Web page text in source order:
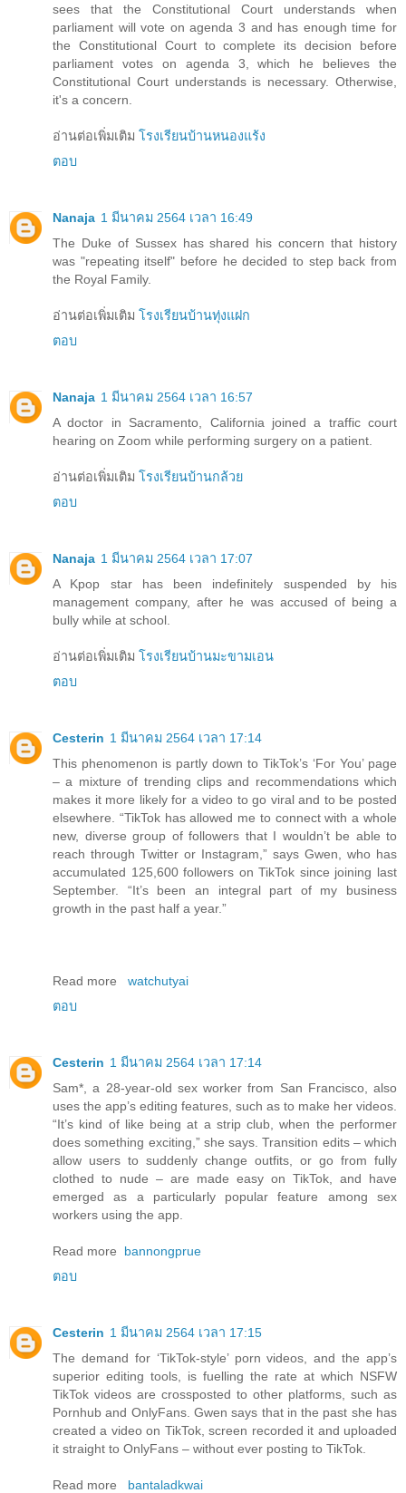
sees that the Constitutional Court understands when
parliament will vote on agenda 3 and has enough time for
the Constitutional Court to complete its decision before
parliament votes on agenda 3, which he believes the
Constitutional Court understands is necessary. Otherwise,
it's a concern.
อ่านต่อเพิ่มเติม โรงเรียนบ้านหนองแร้ง
ตอบ
Nanaja 1 มีนาคม 2564 เวลา 16:49
The Duke of Sussex has shared his concern that history
was "repeating itself" before he decided to step back from
the Royal Family.
อ่านต่อเพิ่มเติม โรงเรียนบ้านทุ่งแฝก
ตอบ
Nanaja 1 มีนาคม 2564 เวลา 16:57
A doctor in Sacramento, California joined a traffic court
hearing on Zoom while performing surgery on a patient.
อ่านต่อเพิ่มเติม โรงเรียนบ้านกล้วย
ตอบ
Nanaja 1 มีนาคม 2564 เวลา 17:07
A Kpop star has been indefinitely suspended by his
management company, after he was accused of being a
bully while at school.
อ่านต่อเพิ่มเติม โรงเรียนบ้านมะขามเอน
ตอบ
Cesterin 1 มีนาคม 2564 เวลา 17:14
This phenomenon is partly down to TikTok’s ‘For You’ page
– a mixture of trending clips and recommendations which
makes it more likely for a video to go viral and to be posted
elsewhere. “TikTok has allowed me to connect with a whole
new, diverse group of followers that I wouldn’t be able to
reach through Twitter or Instagram,” says Gwen, who has
accumulated 125,600 followers on TikTok since joining last
September. “It’s been an integral part of my business
growth in the past half a year.”
Read more watchutyai
ตอบ
Cesterin 1 มีนาคม 2564 เวลา 17:14
Sam*, a 28-year-old sex worker from San Francisco, also
uses the app’s editing features, such as to make her videos.
“It’s kind of like being at a strip club, when the performer
does something exciting,” she says. Transition edits – which
allow users to suddenly change outfits, or go from fully
clothed to nude – are made easy on TikTok, and have
emerged as a particularly popular feature among sex
workers using the app.
Read more bannongprue
ตอบ
Cesterin 1 มีนาคม 2564 เวลา 17:15
The demand for ‘TikTok-style’ porn videos, and the app’s
superior editing tools, is fuelling the rate at which NSFW
TikTok videos are crossposted to other platforms, such as
Pornhub and OnlyFans. Gwen says that in the past she has
created a video on TikTok, screen recorded it and uploaded
it straight to OnlyFans – without ever posting to TikTok.
Read more bantaladkwai